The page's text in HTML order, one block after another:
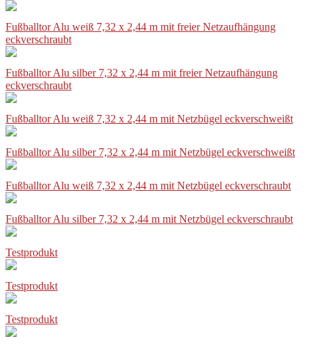
Fußballtor Alu weiß 7,32 x 2,44 m mit freier Netzaufhängung
eckverschraubt
Fußballtor Alu silber 7,32 x 2,44 m mit freier Netzaufhängung
eckverschraubt
Fußballtor Alu weiß 7,32 x 2,44 m mit Netzbügel eckverschweißt
Fußballtor Alu silber 7,32 x 2,44 m mit Netzbügel eckverschweißt
Fußballtor Alu weiß 7,32 x 2,44 m mit Netzbügel eckverschraubt
Fußballtor Alu silber 7,32 x 2,44 m mit Netzbügel eckverschraubt
Testprodukt
Testprodukt
Testprodukt